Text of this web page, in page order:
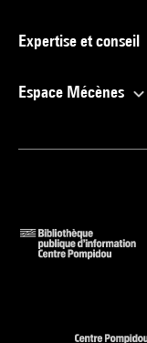
Expertise et conseil
Espace Mécènes